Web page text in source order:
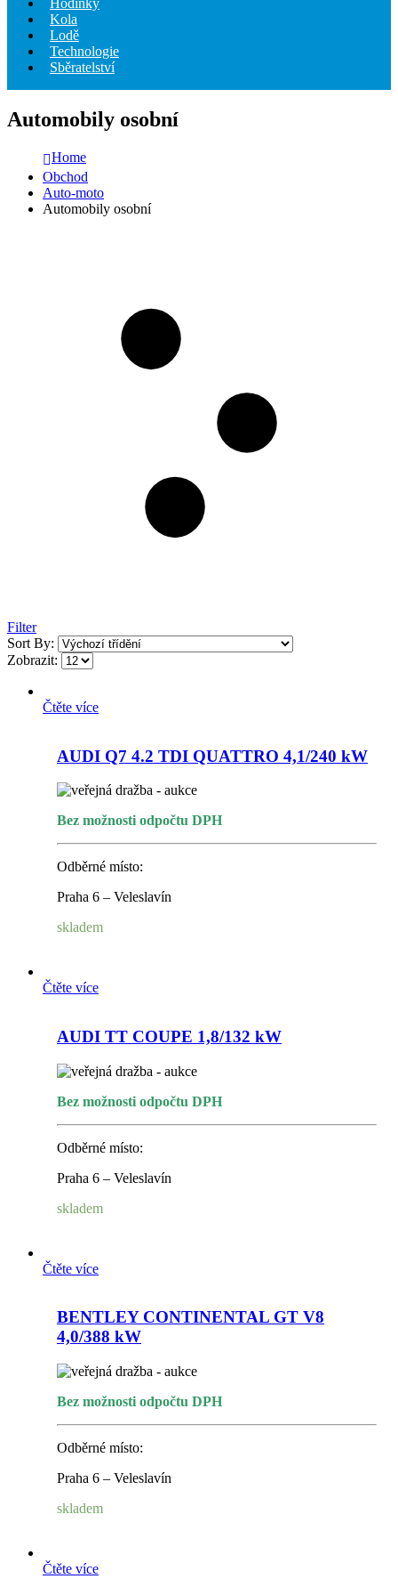
Hodinky
Kola
Lodě
Technologie
Sběratelství
Automobily osobní
Home
Obchod
Auto-moto
Automobily osobní
Filter
Sort By:
Zobrazit:
Čtěte více
AUDI Q7 4.2 TDI QUATTRO 4,1/240 kW
Bez možnosti odpočtu DPH
Odběrné místo:
Praha 6 – Veleslavín
skladem
Čtěte více
AUDI TT COUPE 1,8/132 kW
Bez možnosti odpočtu DPH
Odběrné místo:
Praha 6 – Veleslavín
skladem
Čtěte více
BENTLEY CONTINENTAL GT V8
4,0/388 kW
Bez možnosti odpočtu DPH
Odběrné místo:
Praha 6 – Veleslavín
skladem
Čtěte více